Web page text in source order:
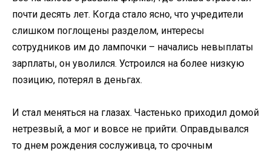
почти десять лет. Когда стало ясно, что учредители
слишком поглощены разделом, интересы
сотрудников им до лампочки – начались невыплаты
зарплаты, он уволился. Устроился на более низкую
позицию, потерял в деньгах.
И стал меняться на глазах. Частенько приходил домой
нетрезвый, а мог и вовсе не прийти. Оправдывался
то днем рождения сослуживца, то срочным